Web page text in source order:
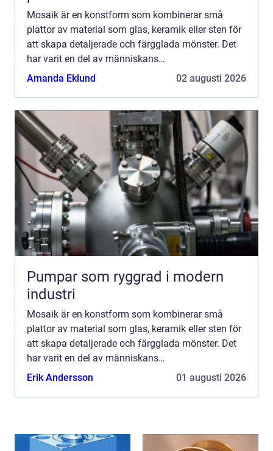
Mosaik är en konstform som kombinerar små
plattor av material som glas, keramik eller sten för
att skapa detaljerade och färgglada mönster. Det
har varit en del av människans
inredningstraditioner i tusentals år, ...
Amanda Eklund 02 augusti 2026
Pumpar som ryggrad i modern
industri
Mosaik är en konstform som kombinerar små
plattor av material som glas, keramik eller sten för
att skapa detaljerade och färgglada mönster. Det
har varit en del av människans
inredningstraditioner i tusentals år, ...
Erik Andersson 01 augusti 2026